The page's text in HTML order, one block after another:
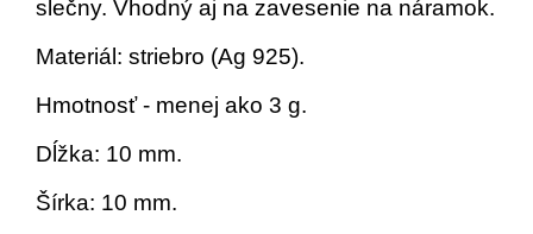
slečny. Vhodný aj na zavesenie na náramok.
Materiál: striebro (Ag 925).
Hmotnosť - menej ako 3 g.
Dĺžka: 10 mm.
Šírka: 10 mm.